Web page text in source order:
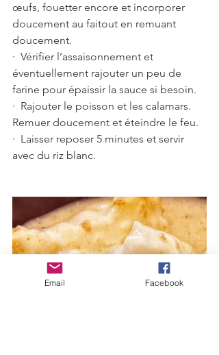
œufs, fouetter encore et incorporer
doucement au faitout en remuant
doucement.
·  Vérifier l’assaisonnement et
éventuellement rajouter un peu de
farine pour épaissir la sauce si besoin.
·  Rajouter le poisson et les calamars.
Remuer doucement et éteindre le feu.
·  Laisser reposer 5 minutes et servir
avec du riz blanc.
Email Facebook